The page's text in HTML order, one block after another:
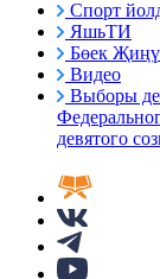
Спорт
ЯшьТИ
Бөек
Видео
Выборы
девятого